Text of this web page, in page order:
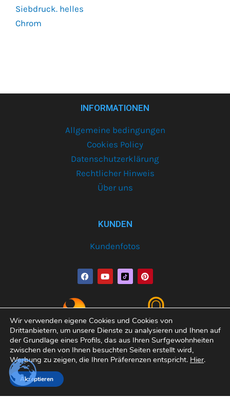
Siebdruck. helles
Chrom
INFORMATIONEN
Allgemeine bedingungen
Cookies Policy
Datenschutzerklärung
Rechtlicher Hinweis
Über uns
KUNDEN
Kundenfotos
F
a
c
b
o
o
k
Y
o
u
b
e
P
i
n
e
r
e
s
t
Copyright© 2026 Varobath | Erledigt von:
Wir verwenden eigene Cookies und Cookies von
Drittanbietern, um unsere Dienste zu analysieren und Ihnen auf
der Grundlage eines Profils, das aus Ihren Surfgewohnheiten
zwischen den von Ihnen besuchten Seiten erstellt wird,
Werbung zu zeigen, die Ihren Präferenzen entspricht. Hier.
Akzeptieren